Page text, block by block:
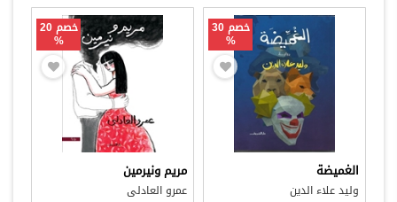
خصم 30
%
الغميضة
وليد علاء الدين
خصم 20
%
مريم ونيرمين
عمرو العادلى